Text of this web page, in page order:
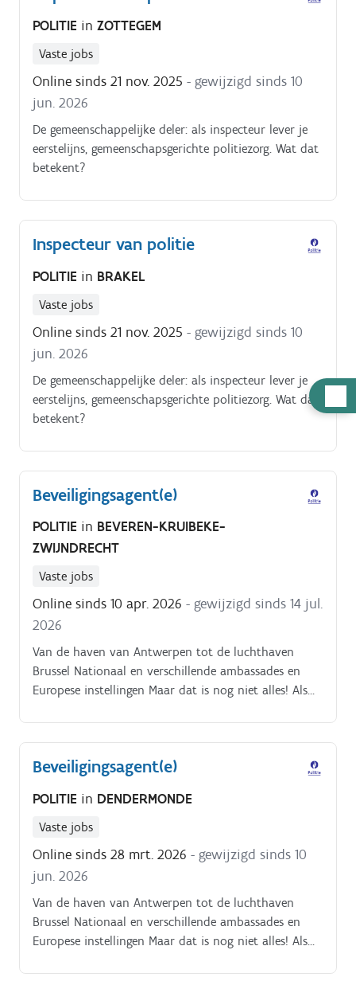
POLITIE in ZOTTEGEM
Vaste jobs
Online sinds 21 nov. 2025 - gewijzigd sinds 10
jun. 2026
De gemeenschappelijke deler: als inspecteur lever je
eerstelijns, gemeenschapsgerichte politiezorg. Wat dat
betekent?
Inspecteur van politie
POLITIE in BRAKEL
Vaste jobs
Online sinds 21 nov. 2025 - gewijzigd sinds 10
jun. 2026
De gemeenschappelijke deler: als inspecteur lever je
eerstelijns, gemeenschapsgerichte politiezorg. Wat dat
betekent?
Beveiligingsagent(e)
POLITIE in BEVEREN-KRUIBEKE-
ZWIJNDRECHT
Vaste jobs
Online sinds 10 apr. 2026 - gewijzigd sinds 14 jul.
2026
Van de haven van Antwerpen tot de luchthaven
Brussel Nationaal en verschillende ambassades en
Europese instellingen Maar dat is nog niet alles! Als
opdrachten ‘politie van hoven en rechtbanken’ uit.
Beveiligingsagent(e)
POLITIE in DENDERMONDE
Vaste jobs
Online sinds 28 mrt. 2026 - gewijzigd sinds 10
jun. 2026
Van de haven van Antwerpen tot de luchthaven
Brussel Nationaal en verschillende ambassades en
Europese instellingen Maar dat is nog niet alles! Als
de overbrenging van gevangenen en voer je de